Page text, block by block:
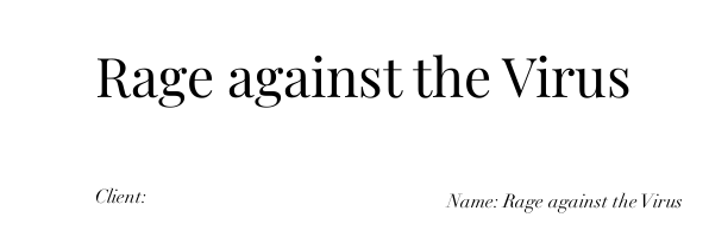
Rage against the Virus
Client: Name: Rage against the Virus